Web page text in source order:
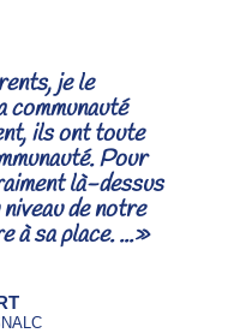
je le
communauté
ils ont toute
Pour
là-dessus
de notre
à sa place. ...»